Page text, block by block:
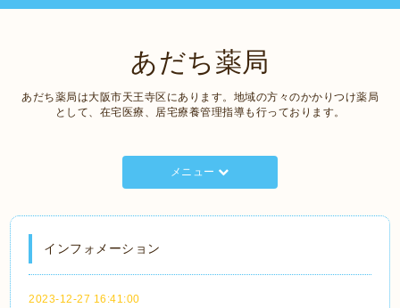
あだち薬局
あだち薬局は大阪市天王寺区にあります。地域の方々のかかりつけ薬局
として、在宅医療、居宅療養管理指導も行っております。
メニュー
インフォメーション
2023-12-27 16:41:00